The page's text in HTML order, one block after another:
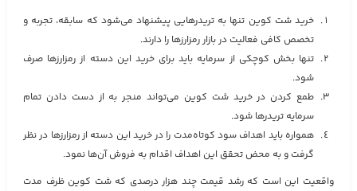
خرید شت کوین‌ تنها به تریدرهایی پیشنهاد می‌شود که سابقه، تجربه و
تخصص کافی فعالیت در بازار رمزارزها را دارند.
تنها بخش کوچکی از سرمایه باید برای خرید این دسته از رمزارزها صرف
شود.
طمع کردن در خرید شت کوین‌ می‌تواند منجر به از دست دادن تمام
سرمایه تریدرها شود.
همواره باید اهداف سود کوتاه‌مدت را در خرید این دسته از رمزارزها در نظر
گرفت و به محض تحقق این اهداف اقدام به فروش آن‌ها نمود.
واقعیت این است که رشد قیمت چند هزار درصدی که شت کوین‌ ظرف مدت